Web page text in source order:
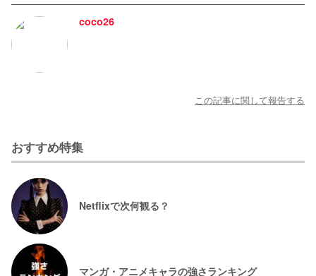
coco26
この記事に関して報告する
おすすめ特集
Netflixで次何観る？
マンガ・アニメキャラの強さランキング